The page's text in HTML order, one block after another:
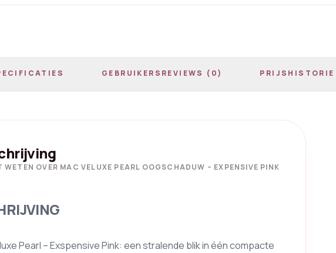
GEBRUIKERSREVIEWS (0) PRIJSHISTORIE
WETEN OVER MAC VELUXE PEARL OOGSCHADUW – EXPENSIVE PINK
Pearl – Exspensive Pink: een stralende blik in één compacte